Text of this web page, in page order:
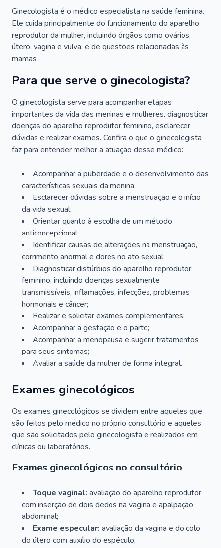
Ginecologista é o médico especialista na saúde feminina.
Ele cuida principalmente do funcionamento do aparelho
reprodutor da mulher, incluindo órgãos como ovários,
útero, vagina e vulva, e de questões relacionadas às
mamas.
Para que serve o ginecologista?
O ginecologista serve para acompanhar etapas
importantes da vida das meninas e mulheres, diagnosticar
doenças do aparelho reprodutor feminino, esclarecer
dúvidas e realizar exames. Confira o que o ginecologista
faz para entender melhor a atuação desse médico:
Acompanhar a puberdade e o desenvolvimento das
características sexuais da menina;
Esclarecer dúvidas sobre a menstruação e o início
da vida sexual;
Orientar quanto à escolha de um método
anticoncepcional;
Identificar causas de alterações na menstruação,
corrimento anormal e dores no ato sexual;
Diagnosticar distúrbios do aparelho reprodutor
feminino, incluindo doenças sexualmente
transmissíveis, inflamações, infecções, problemas
hormonais e câncer;
Realizar e solicitar exames complementares;
Acompanhar a gestação e o parto;
Acompanhar a menopausa e sugerir tratamentos
para seus sintomas;
Avaliar a saúde da mulher de forma integral.
Exames ginecológicos
Os exames ginecológicos se dividem entre aqueles que
são feitos pelo médico no próprio consultório e aqueles
que são solicitados pelo ginecologista e realizados em
clínicas ou laboratórios.
Exames ginecológicos no consultório
Toque vaginal: avaliação do aparelho reprodutor
com inserção de dois dedos na vagina e apalpação
abdominal;
Exame especular: avaliação da vagina e do colo
do útero com auxílio do espéculo;